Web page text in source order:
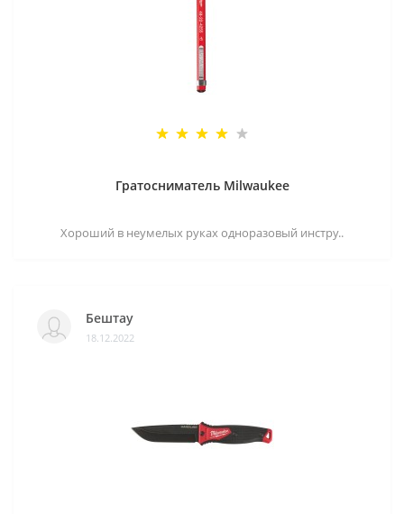
Гратосниматель Milwaukee
Хороший в неумелых руках одноразовый инстру..
Бештау
18.12.2022